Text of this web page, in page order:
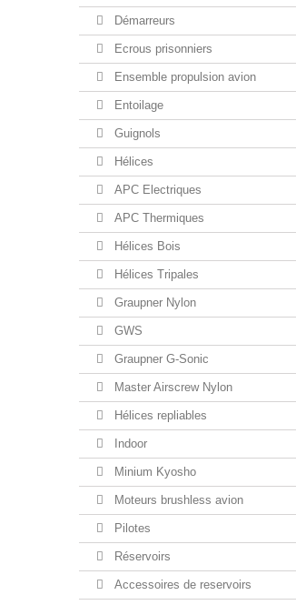
Démarreurs
Ecrous prisonniers
Ensemble propulsion avion
Entoilage
Guignols
Hélices
APC Electriques
APC Thermiques
Hélices Bois
Hélices Tripales
Graupner Nylon
GWS
Graupner G-Sonic
Master Airscrew Nylon
Hélices repliables
Indoor
Minium Kyosho
Moteurs brushless avion
Pilotes
Réservoirs
Accessoires de reservoirs